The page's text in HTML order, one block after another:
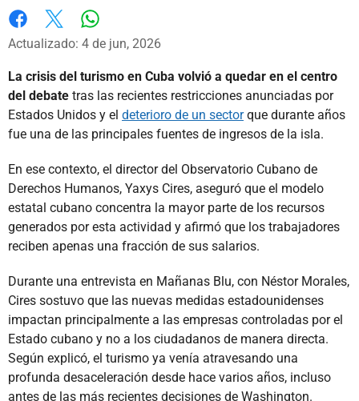
Facebook
X
Actualizado: 4 de jun, 2026
La crisis del turismo en Cuba volvió a quedar en el centro
del debate tras las recientes restricciones anunciadas por
Estados Unidos y el deterioro de un sectorque durante años
fue una de las principales fuentes de ingresos de la isla.
En ese contexto, el director del Observatorio Cubano de
Derechos Humanos, Yaxys Cires, aseguró que el modelo
estatal cubano concentra la mayor parte de los recursos
generados por esta actividad y afirmó que los trabajadores
reciben apenas una fracción de sus salarios.
Durante una entrevista en Mañanas Blu, con Néstor Morales,
Cires sostuvo que las nuevas medidas estadounidenses
impactan principalmente a las empresas controladas por el
Estado cubano y no a los ciudadanos de manera directa.
Según explicó, el turismo ya venía atravesando una
profunda desaceleración desde hace varios años, incluso
antes de las más recientes decisiones de Washington.